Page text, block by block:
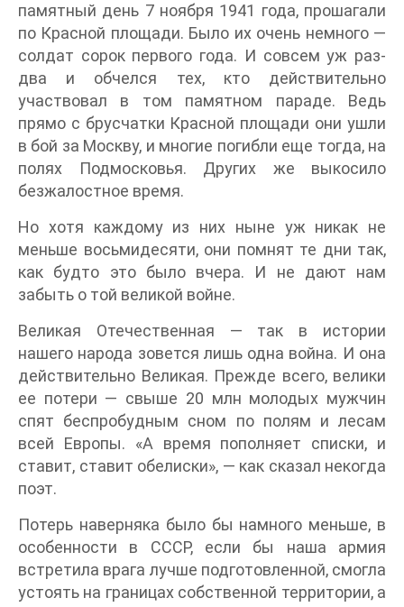
памятный день 7 ноября 1941 года, прошагали
по Красной площади. Было их очень немного —
солдат сорок первого года. И совсем уж раз-
два и обчелся тех, кто действительно
участвовал в том памятном параде. Ведь
прямо с брусчатки Красной площади они ушли
в бой за Москву, и многие погибли еще тогда, на
полях Подмосковья. Других же выкосило
безжалостное время.
Но хотя каждому из них ныне уж никак не
меньше восьмидесяти, они помнят те дни так,
как будто это было вчера. И не дают нам
забыть о той великой войне.
Великая Отечественная — так в истории
нашего народа зовется лишь одна война. И она
действительно Великая. Прежде всего, велики
ее потери — свыше 20 млн молодых мужчин
спят беспробудным сном по полям и лесам
всей Европы. «А время пополняет списки, и
ставит, ставит обелиски», — как сказал некогда
поэт.
Потерь наверняка было бы намного меньше, в
особенности в СССР, если бы наша армия
встретила врага лучше подготовленной, смогла
устоять на границах собственной территории, а